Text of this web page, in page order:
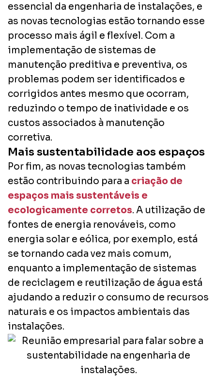
essencial da engenharia de instalações, e
as novas tecnologias estão tornando esse
processo mais ágil e flexível. Com a
implementação de sistemas de
manutenção preditiva e preventiva, os
problemas podem ser identificados e
corrigidos antes mesmo que ocorram,
reduzindo o tempo de inatividade e os
custos associados à manutenção
corretiva.
Mais sustentabilidade aos espaços
Por fim, as novas tecnologias também
estão contribuindo para a criação de
espaços mais sustentáveis e
ecologicamente corretos. A utilização de
fontes de energia renováveis, como
energia solar e eólica, por exemplo, está
se tornando cada vez mais comum,
enquanto a implementação de sistemas
de reciclagem e reutilização de água está
ajudando a reduzir o consumo de recursos
naturais e os impactos ambientais das
instalações.